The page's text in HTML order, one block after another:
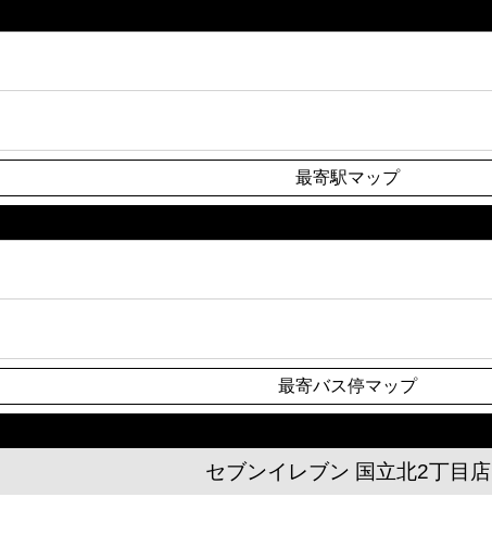
最寄駅マップ
最寄バス停マップ
セブンイレブン 国立北2丁目店